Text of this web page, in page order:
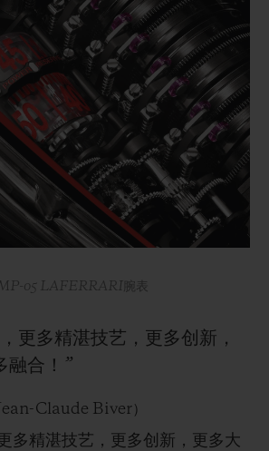
05 LAFERRARI腕表
更多精湛技艺，更多创新，
融合！”
Claude Biver）
多精湛技艺，更多创新，更多大